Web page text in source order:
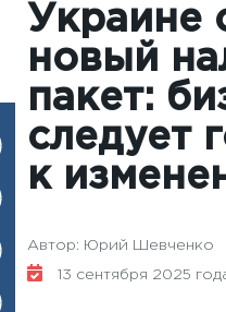
Украине
новый
пакет:
следует
к
Автор: Юрий Шевченко
13 сентября 2025